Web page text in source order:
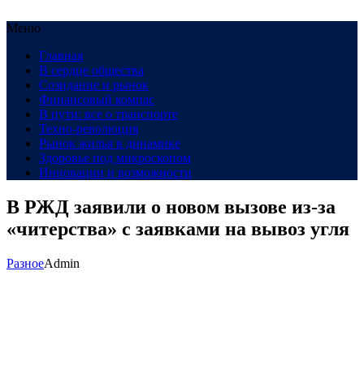
Меню
Главная
В сердце общества
Созидание и рынок
Финансовый компас
В пути: все о транспорте
Техно-революция
Рынок жилья в динамике
Здоровье под микроскопом
Инновации и возможности
В РЖД заявили о новом вызове из-за
«читерства» с заявками на вывоз угля
РазноеAdmin